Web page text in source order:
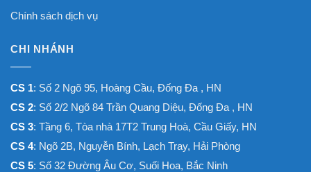
Chính sách dịch vụ
CHI NHÁNH
CS 1: Số 2 Ngõ 95, Hoàng Cầu, Đống Đa , HN
CS 2: Số 2/2 Ngõ 84 Trần Quang Diệu, Đống Đa , HN
CS 3: Tầng 6, Tòa nhà 17T2 Trung Hoà, Cầu Giấy, HN
CS 4: Ngõ 2B, Nguyễn Bính, Lạch Tray, Hải Phòng
CS 5: Số 32 Đường Âu Cơ, Suối Hoa, Bắc Ninh